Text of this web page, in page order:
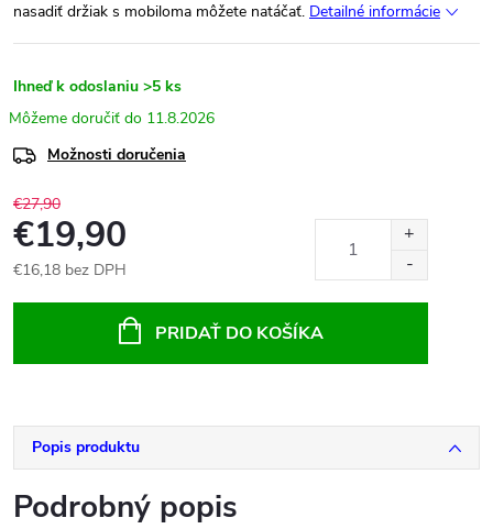
nasadiť držiak s mobiloma môžete natáčať. Detailné informácie
Ihneď k odoslaniu >5 ks
11.8.2026
Možnosti doručenia
€27,90
€19,90
€16,18 bez DPH
PRIDAŤ DO KOŠÍKA
Popis produktu
Podrobný popis